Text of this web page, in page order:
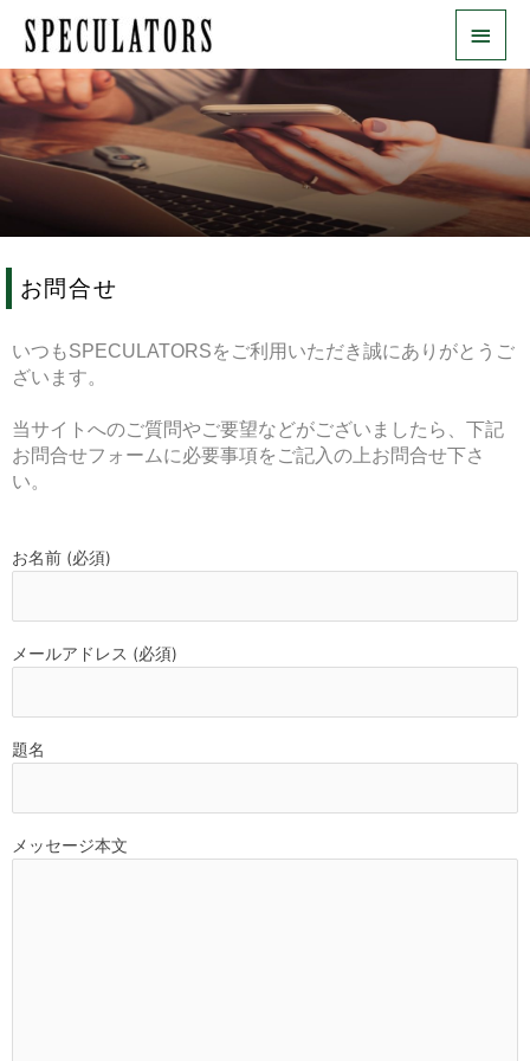
ス
キ
ッ
プ
メ
イ
メ
ニ
ュ
お問合せ
いつもSPECULATORSをご利用いただき誠にありがとうご
ざいます。
当サイトへのご質問やご要望などがございましたら、下記
お問合せフォームに必要事項をご記入の上お問合せ下さ
い。
お名前 (必須)
メールアドレス (必須)
題名
メッセージ本文